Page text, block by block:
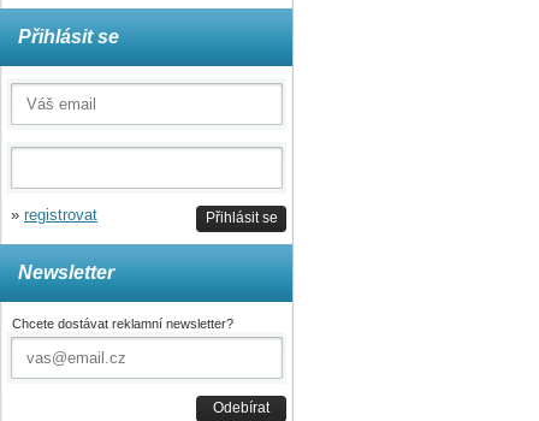
Přihlásit se
Přihlásit se
» registrovat
Newsletter
Chcete dostávat reklamní newsletter?
Odebírat